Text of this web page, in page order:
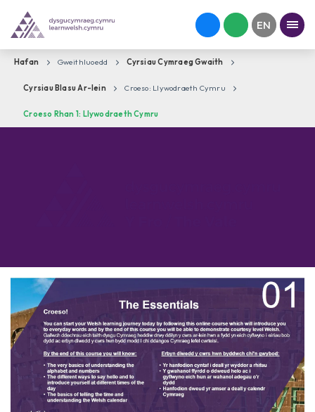
Hafan Gweithluoedd Cyrsiau Cymraeg Gwaith
Cyrsiau Blasu Ar-lein Croeso: Llywodraeth Cymru
Croeso Rhan 1: Llywodraeth Cymru